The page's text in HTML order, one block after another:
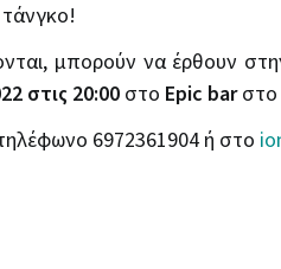
μπορούν να έρθουν
στις 20:00 στο Epic barστο
6972361904 ή στο